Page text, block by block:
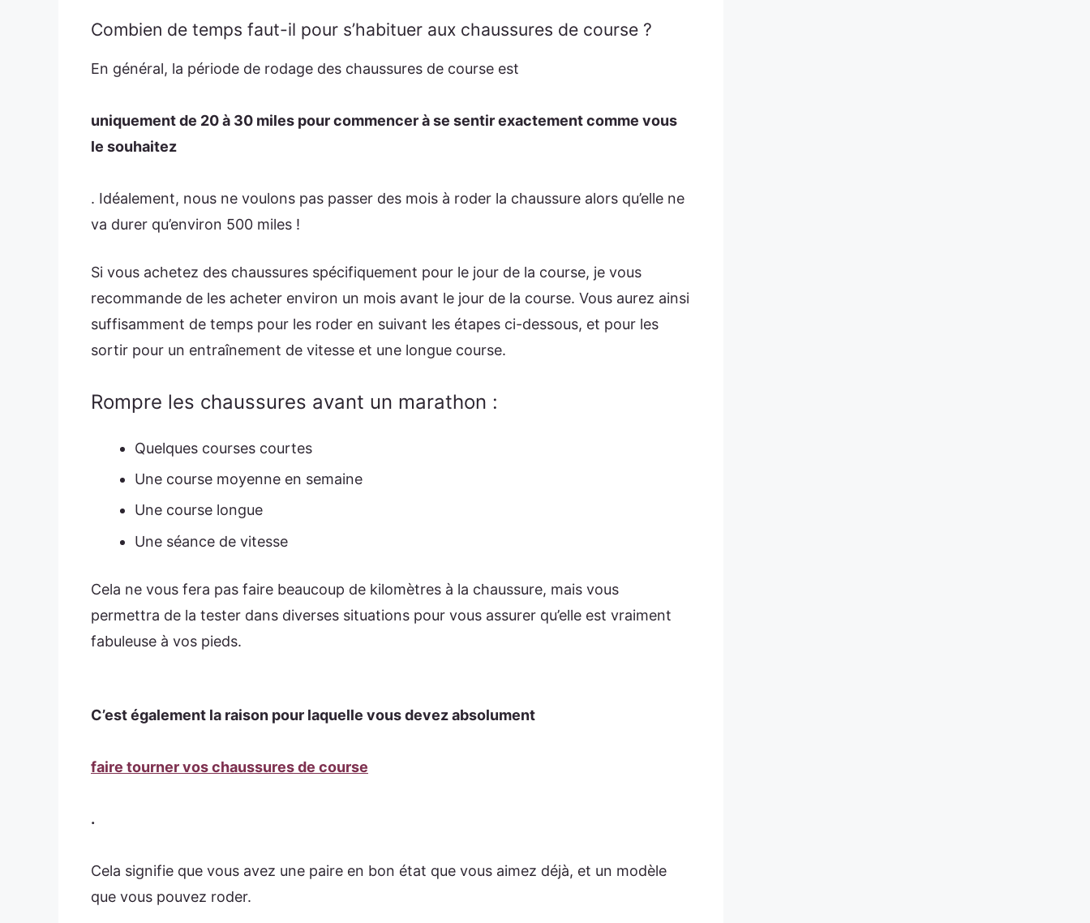
Combien de temps faut-il pour s’habituer aux chaussures de course ?
En général, la période de rodage des chaussures de course est
uniquement de 20 à 30 miles pour commencer à se sentir exactement comme vous
le souhaitez
. Idéalement, nous ne voulons pas passer des mois à roder la chaussure alors qu’elle ne
va durer qu’environ 500 miles !
Si vous achetez des chaussures spécifiquement pour le jour de la course, je vous
recommande de les acheter environ un mois avant le jour de la course. Vous aurez ainsi
suffisamment de temps pour les roder en suivant les étapes ci-dessous, et pour les
sortir pour un entraînement de vitesse et une longue course.
Rompre les chaussures avant un marathon :
Quelques courses courtes
Une course moyenne en semaine
Une course longue
Une séance de vitesse
Cela ne vous fera pas faire beaucoup de kilomètres à la chaussure, mais vous
permettra de la tester dans diverses situations pour vous assurer qu’elle est vraiment
fabuleuse à vos pieds.
C’est également la raison pour laquelle vous devez absolument
faire tourner vos chaussures de course
.
Cela signifie que vous avez une paire en bon état que vous aimez déjà, et un modèle
que vous pouvez roder.